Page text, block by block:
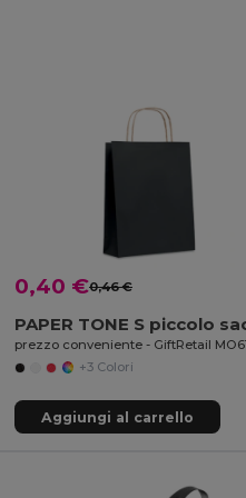
0,40 €0,46 €
prezzo conveniente - GiftRetail
+3 Colori
Aggiungi al carrello